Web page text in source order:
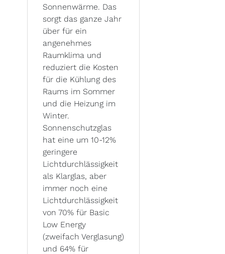
Sonnenwärme. Das
sorgt das ganze Jahr
über für ein
angenehmes
Raumklima und
reduziert die Kosten
für die Kühlung des
Raums im Sommer
und die Heizung im
Winter.
Sonnenschutzglas
hat eine um 10-12%
geringere
Lichtdurchlässigkeit
als Klarglas, aber
immer noch eine
Lichtdurchlässigkeit
von 70% für Basic
Low Energy
(zweifach Verglasung)
und 64% für